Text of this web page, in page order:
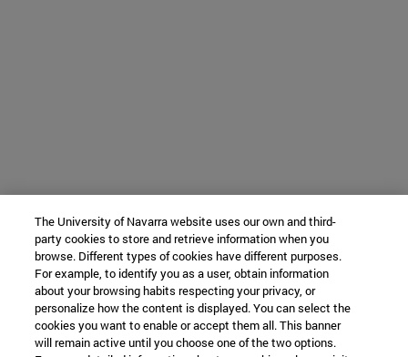
The University of Navarra website uses our own and third-
party cookies to store and retrieve information when you
browse. Different types of cookies have different purposes.
For example, to identify you as a user, obtain information
about your browsing habits respecting your privacy, or
personalize how the content is displayed. You can select the
cookies you want to enable or accept them all. This banner
will remain active until you choose one of the two options.